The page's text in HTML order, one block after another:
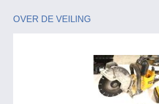
OVER DE VEILING